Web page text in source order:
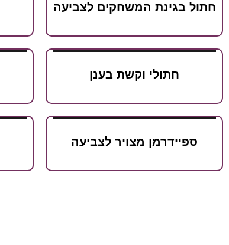
חתול בגינת המשחקים לצביעה
חתולי וקשת בענן
ספיידרמן מצויר לצביעה